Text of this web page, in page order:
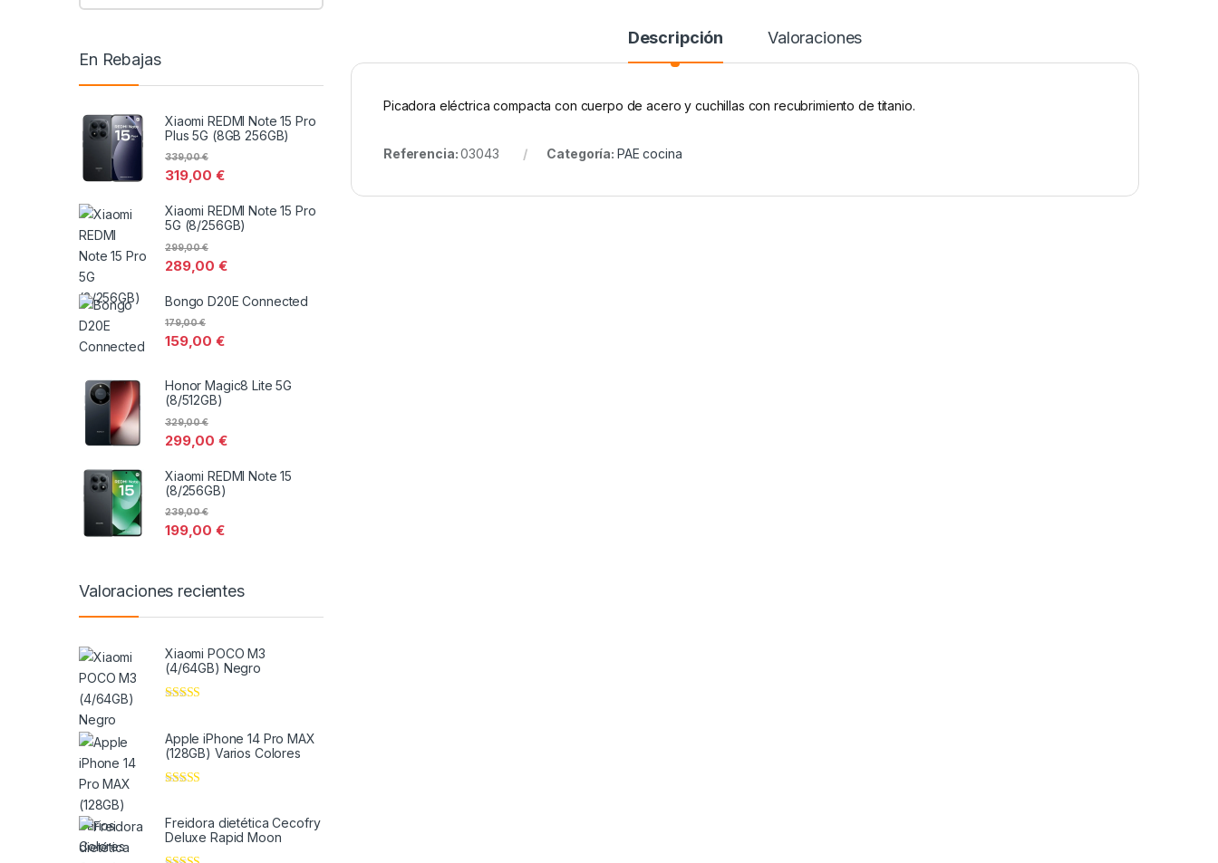
Descripción Valoraciones
Picadora eléctrica compacta con cuerpo de acero y cuchillas con recubrimiento de titanio.
Referencia:03043 Categoría: PAE cocina
En Rebajas
Xiaomi REDMI Note 15 Pro
Plus 5G (8GB 256GB)
319,00€
339,00€
Xiaomi REDMI Note 15 Pro
5G (8/256GB)
289,00€
299,00€
Bongo D20E Connected
159,00€
179,00€
Honor Magic8 Lite 5G
(8/512GB)
299,00€
329,00€
Xiaomi REDMI Note 15
(8/256GB)
199,00€
239,00€
Valoraciones recientes
Xiaomi POCO M3
(4/64GB) Negro
Apple iPhone 14 Pro MAX
(128GB) Varios Colores
Freidora dietética Cecofry
Deluxe Rapid Moon